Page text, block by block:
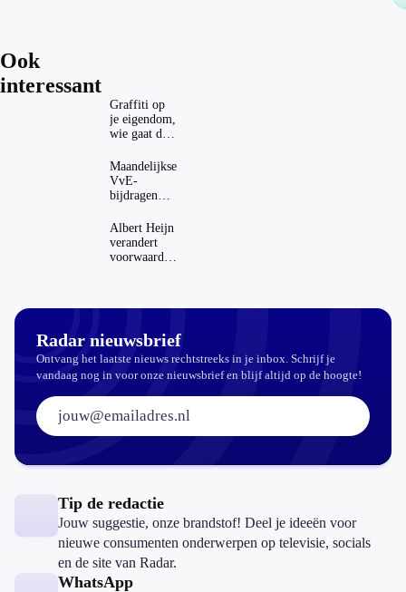
Ook
interessant
Graffiti op
je eigendom,
wie gaat dat
Maandelijkse
VvE-
bijdragen
dat invloed
op je
hypotheek?
Albert Heijn
verandert
voorwaarden
Radar nieuwsbrief
Ontvang het laatste nieuws rechtstreeks in je inbox. Schrijf je
vandaag nog in voor onze nieuwsbrief en blijf altijd op de hoogte!
E-mailadres:
Tip de redactie
Jouw suggestie, onze brandstof! Deel je ideeën voor
nieuwe consumenten onderwerpen op televisie, socials
en de site van Radar.
WhatsApp